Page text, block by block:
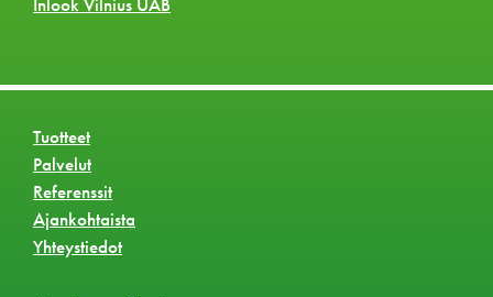
Tuotteet
Palvelut
Referenssit
Ajankohtaista
Yhteystiedot